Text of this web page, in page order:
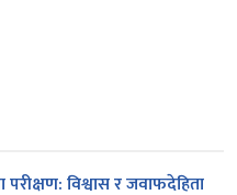
विश्वास र जवाफदेहिता